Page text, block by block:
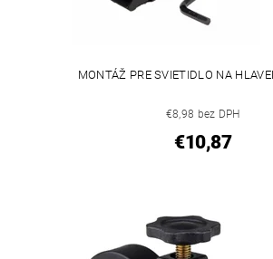
MONTÁŽ PRE SVIETIDLO NA
€8,98 bez DPH
€10,87